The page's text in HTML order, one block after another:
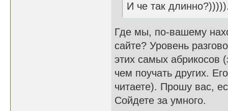
И че так
Где мы, по-вашему
сайте? Уровень
этих самых абрикосов
чем поучать других.
читаете). Прошу вас,
Сойдете за умного.